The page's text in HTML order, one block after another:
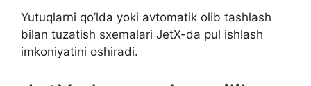
Yutuqlarni qo’lda yoki avtomatik olib tashlash
bilan tuzatish sxemalari JetX-da pul ishlash
imkoniyatini oshiradi.